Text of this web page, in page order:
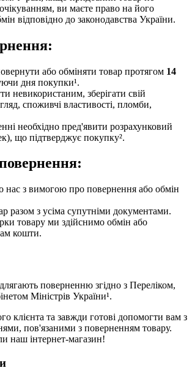
ви маєте право на його
відповідно до законодавства України.
або обміняти товар протягом 14
дня покупки¹.
невикористаним, зберігати свій
споживчі властивості, пломби,
необхідно пред'явити розрахунковий
що підтверджує покупку².
нас з вимогою про повернення або обмін
разом з усіма супутніми документами.
товару ми здійснимо обмін або
кошти.
поверненню згідно з Переліком,
Міністрів України¹.
клієнта та завжди готові допомогти вам з
пов'язаними з поверненням товару.
наш інтернет-магазин!